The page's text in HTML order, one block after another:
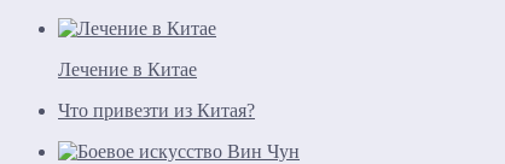
Лечение в Китае
Что привезти из Китая?